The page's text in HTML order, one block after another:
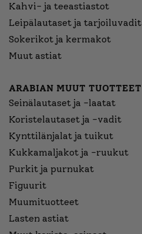
Kahvi- ja teeastiastot
Leipälautaset ja tarjoiluvadit
Sokerikot ja kermakot
Muut astiat
ARABIAN MUUT TUOTTEET
Seinälautaset ja -laatat
Koristelautaset ja -vadit
Kynttilänjalat ja tuikut
Kukkamaljakot ja -ruukut
Purkit ja purnukat
Figuurit
Muumituotteet
Lasten astiat